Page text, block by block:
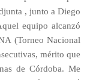
, junto a Diego
equipo alcanzó
(Torneo Nacional
mérito que
de Córdoba. Me